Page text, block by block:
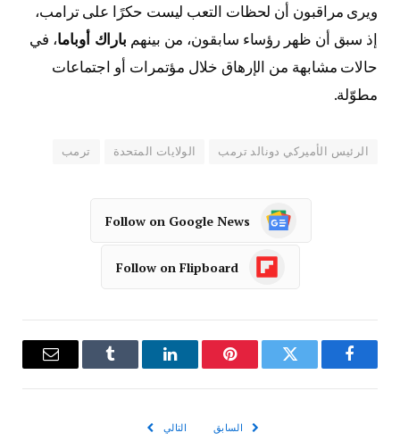
ويرى مراقبون أن لحظات التعب ليست حكرًا على ترامب،
إذ سبق أن ظهر رؤساء سابقون، من بينهم باراك أوباما، في
حالات مشابهة من الإرهاق خلال مؤتمرات أو اجتماعات
مطوّلة.
الرئيس الأميركي دونالد ترمب الولايات المتحدة ترمب
Follow on Google News
Follow on Flipboard
فيسبوك تويتر بينتيريستلينكدإن Tumblr
البريد
السابق التالي